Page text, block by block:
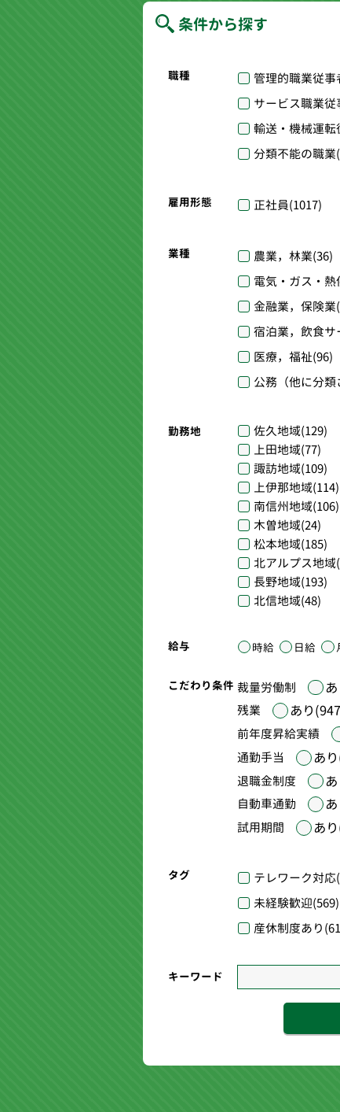
条件から探す
職種 管理的職業従事
サービス職業従
輸送・機械運転
分類不能の職業
雇用形態 正社員(1017)
業種 農業，林業(36)
電気・ガス・
金融業，保険業
宿泊業，飲食サ
医療，福祉(96)
公務（他に分類
勤務地 佐久地域(129)
上田地域(77)
諏訪地域(109)
上伊那地域(114)
南信州地域(106)
木曽地域(24)
松本地域(185)
北アルプス地域
長野地域(193)
北信地域(48)
給与 時給 日給
こだわり条件 裁量労働制
残業 あり
前年度昇給実績
通勤手当 あ
退職金制度
自動車通勤
試用期間 あ
タグ テレワーク対応
未経験歓迎(569)
産休制度あり
キーワード